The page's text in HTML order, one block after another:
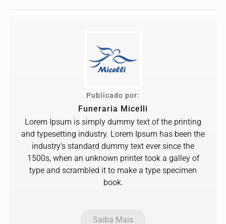
Publicado por:
Funeraria Micelli
Lorem Ipsum is simply dummy text of the printing
and typesetting industry. Lorem Ipsum has been the
industry's standard dummy text ever since the
1500s, when an unknown printer took a galley of
type and scrambled it to make a type specimen
book.
Saiba Mais